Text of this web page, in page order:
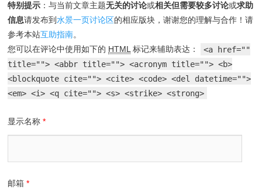
特别提示 ：与当前文章主题无关的讨论或相关但需要较多讨论或求助
信息请发布到水景一页讨论区的相应版块，谢谢您的理解与合作！请
参考本站互助指南。
您可以在评论中使用如下的 HTML标记来辅助表达：
<a href=""
title=""> <abbr title=""> <acronym title=""> <b>
<blockquote cite=""> <cite> <code> <del datetime="">
<em> <i> <q cite=""> <s> <strike> <strong>
显示名称*
邮箱*